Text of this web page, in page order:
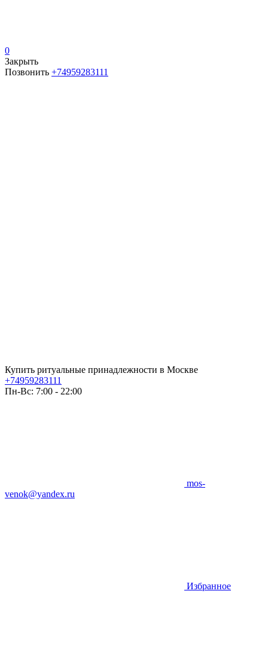
0
Закрыть
Позвонить +74959283111
Купить ритуальные принадлежности в Москве
+74959283111
Пн-Вс: 7:00 - 22:00
mos-
venok@yandex.ru
Избранное